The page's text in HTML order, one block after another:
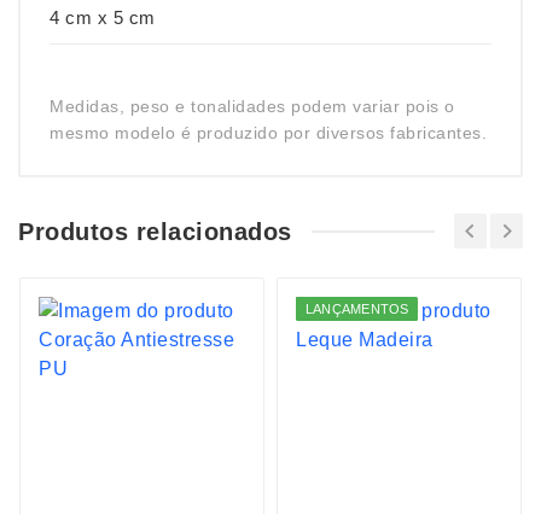
4 cm x 5 cm
Medidas, peso e tonalidades podem variar pois o
mesmo modelo é produzido por diversos fabricantes.
Produtos relacionados
LANÇAMENTOS